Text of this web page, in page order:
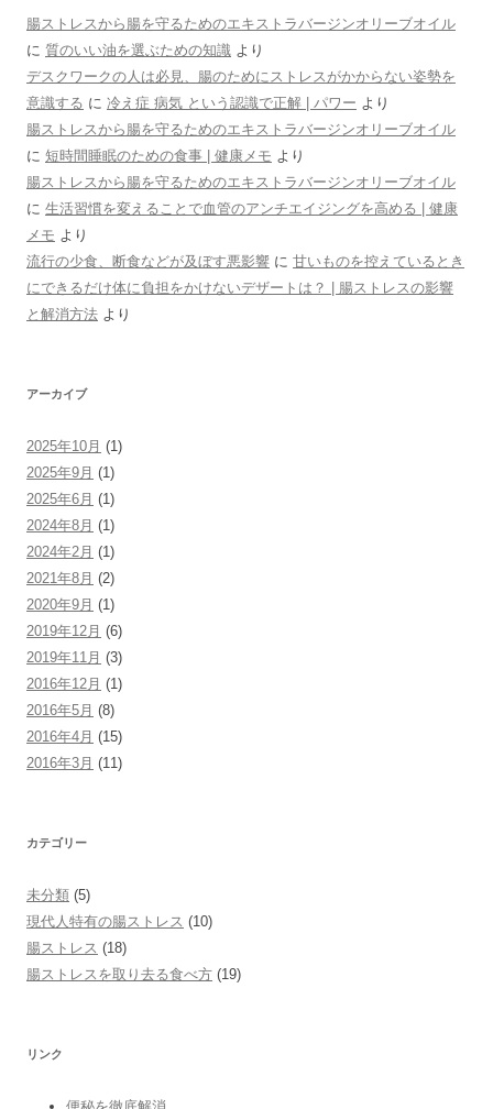
腸ストレスから腸を守るためのエキストラバージンオリーブオイル
に 質のいい油を選ぶための知識 より
デスクワークの人は必見、腸のためにストレスがかからない姿勢を
意識する に 冷え症 病気 という認識で正解 | パワー より
腸ストレスから腸を守るためのエキストラバージンオリーブオイル
に 短時間睡眠のための食事 | 健康メモ より
腸ストレスから腸を守るためのエキストラバージンオリーブオイル
に 生活習慣を変えることで血管のアンチエイジングを高める | 健康
メモ より
流行の少食、断食などが及ぼす悪影響 に 甘いものを控えているとき
にできるだけ体に負担をかけないデザートは？ | 腸ストレスの影響
と解消方法 より
アーカイブ
2025年10月 (1)
2025年9月 (1)
2025年6月 (1)
2024年8月 (1)
2024年2月 (1)
2021年8月 (2)
2020年9月 (1)
2019年12月 (6)
2019年11月 (3)
2016年12月 (1)
2016年5月 (8)
2016年4月 (15)
2016年3月 (11)
カテゴリー
未分類 (5)
現代人特有の腸ストレス (10)
腸ストレス (18)
腸ストレスを取り去る食べ方 (19)
リンク